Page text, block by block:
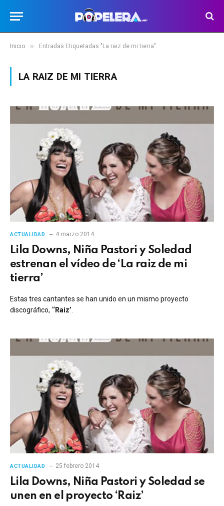
Inicio » Entradas Etiquetadas "La raiz de mi tierra"
LA RAIZ DE MI TIERRA
ACTUALIDAD 4 marzo 2014
Lila Downs, Niña Pastori y Soledad
estrenan el vídeo de ‘La raiz de mi
tierra’
Estas tres cantantes se han unido en un mismo proyecto
discográfico, ‘‘Raiz’
ACTUALIDAD 25 febrero 2014
Lila Downs, Niña Pastori y Soledad se
unen en el proyecto ‘Raiz’